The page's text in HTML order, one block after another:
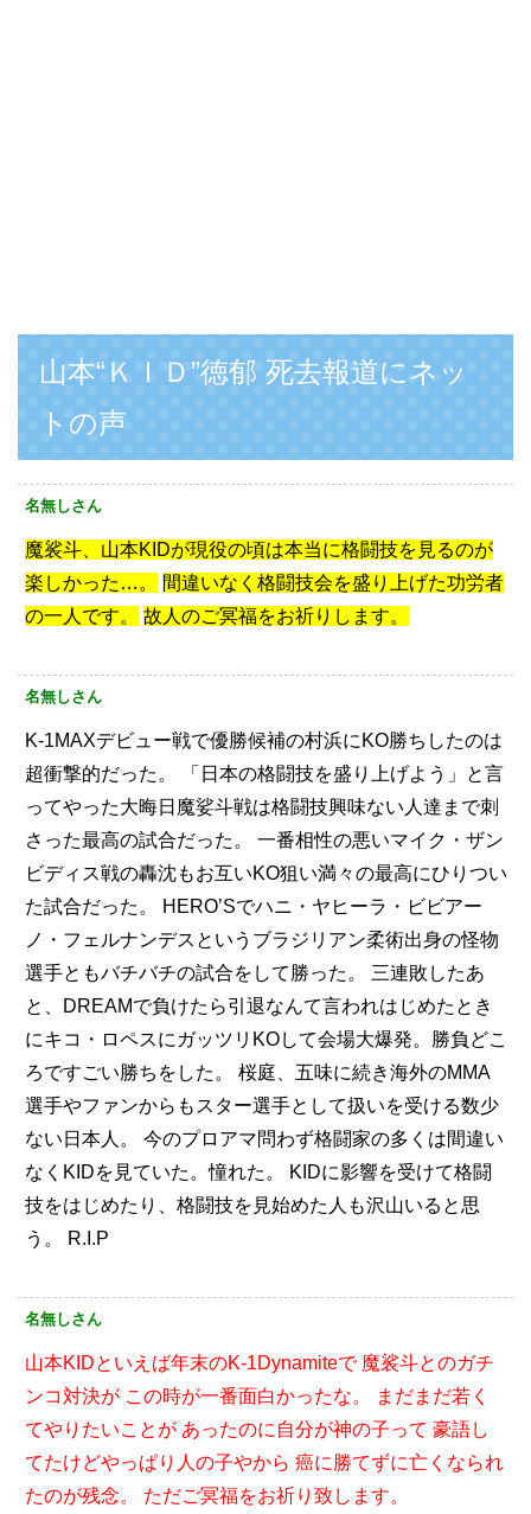
山本“ＫＩＤ”徳郁 死去報道にネッ
トの声
名無しさん
魔裟斗、山本KIDが現役の頃は本当に格闘技を見るのが
楽しかった…。
間違いなく格闘技会を盛り上げた功労者
の一人です。
故人のご冥福をお祈りします。
名無しさん
K-1MAXデビュー戦で優勝候補の村浜にKO勝ちしたのは
超衝撃的だった。
「日本の格闘技を盛り上げよう」と言
ってやった大晦日魔娑斗戦は格闘技興味ない人達まで刺
さった最高の試合だった。
一番相性の悪いマイク・ザン
ビディス戦の轟沈もお互いKO狙い満々の最高にひりつい
た試合だった。
HERO’Sでハニ・ヤヒーラ・ビビアー
ノ・フェルナンデスというブラジリアン柔術出身の怪物
選手ともバチバチの試合をして勝った。
三連敗したあ
と、DREAMで負けたら引退なんて言われはじめたとき
にキコ・ロペスにガッツリKOして会場大爆発。勝負どこ
ろですごい勝ちをした。
桜庭、五味に続き海外のMMA
選手やファンからもスター選手として扱いを受ける数少
ない日本人。
今のプロアマ問わず格闘家の多くは間違い
なくKIDを見ていた。憧れた。
KIDに影響を受けて格闘
技をはじめたり、格闘技を見始めた人も沢山いると思
う。
R.I.P
名無しさん
山本KIDといえば年末のK-1Dynamiteで 魔裟斗とのガチ
ンコ対決が この時が一番面白かったな。
まだまだ若く
てやりたいことが あったのに自分が神の子って 豪語し
てたけどやっぱり人の子やから 癌に勝てずに亡くなられ
たのが残念。
ただご冥福をお祈り致します。